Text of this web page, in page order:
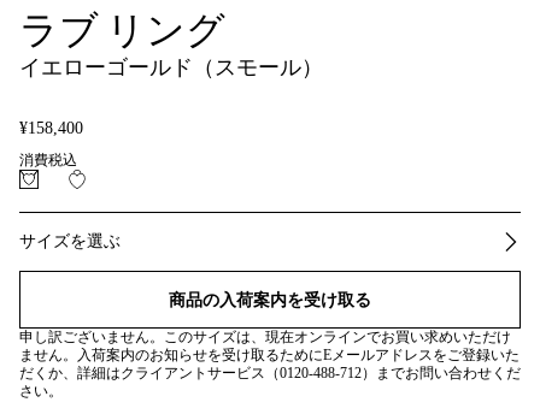
ラブ リング
イエローゴールド（スモール）
¥158,400
消費税込
サイズを選ぶ
商品の入荷案内を受け取る
申し訳ございません。このサイズは、現在オンラインでお買い求めいただけ
ません。入荷案内のお知らせを受け取るためにEメールアドレスをご登録いた
だくか、詳細はクライアントサービス（0120-488-712）までお問い合わせくだ
さい。